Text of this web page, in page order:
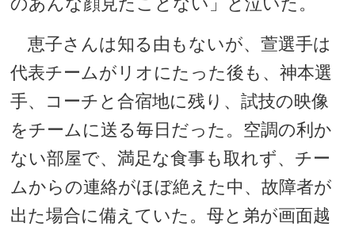
恵子さんは知る由もないが、萱選手は
代表チームがリオにたった後も、神本選
手、コーチと合宿地に残り、試技の映像
をチームに送る毎日だった。空調の利か
ない部屋で、満足な食事も取れず、チー
ムからの連絡がほぼ絶えた中、故障者が
出た場合に備えていた。母と弟が画面越